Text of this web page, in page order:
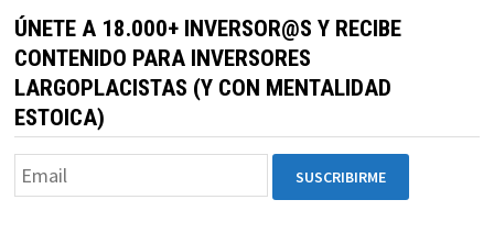
ÚNETE A 18.000+ INVERSOR@S Y RECIBE
CONTENIDO PARA INVERSORES
LARGOPLACISTAS (Y CON MENTALIDAD
ESTOICA)